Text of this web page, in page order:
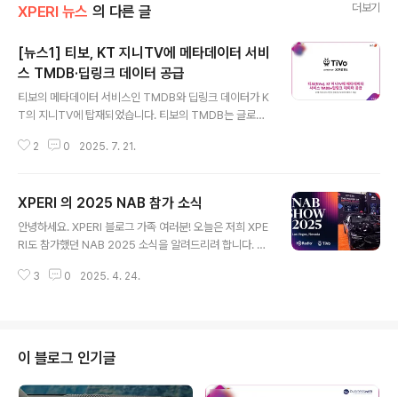
XPERI 뉴스 의 다른 글 더보기
[뉴스1] 티보, KT 지니TV에 메타데이터 서비
스 TMDB·딥링크 데이터 공급
티보의 메타데이터 서비스인 TMDB와 딥링크 데이터가 K
T의 지니TV에 탑재되었습니다. 티보의 TMDB는 글로벌
수준높은 콘텐츠 탐색경험과 광범위한 콘텐츠를 선보이게
데이터 서비스 TMDB·딥링크 데이터 공급 기사를 소개해
드립니다. 다음은 해당 기사의 일부를 발췌한 내용입니다.
"엑스페리(Xperi, NYSE: XPER)의 자회사 티보(TiVo)가
TV(GenieTV)에 자사의 메타데이터 서비스 'TMDB(Th
2 0 2025. 7. 21.
XPERI 의 2025 NAB 참가 소식
안녕하세요. XPERI 블로그 가족 여러분! 오늘은 저희 XPE
RI도 참가했던 NAB 2025 소식을 알려드리려 합니다. N
NAB 쇼에는 160개국 5만 5천 명의 글로벌 방송사 관계
을 함께 살펴볼까요? HD 라디오, 자동차 시장 진출 20주
년 기념 Xperi 의 대표적인 자동차 솔루션인 HD 라디오는
2005년 BMW에 처음 도입되었습니다. 이후 HD 라디오
3 0 2025. 4. 24.
이 블로그 인기글